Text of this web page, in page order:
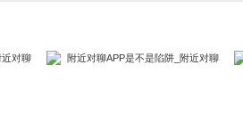
拍的异性朋友，你很容易找到